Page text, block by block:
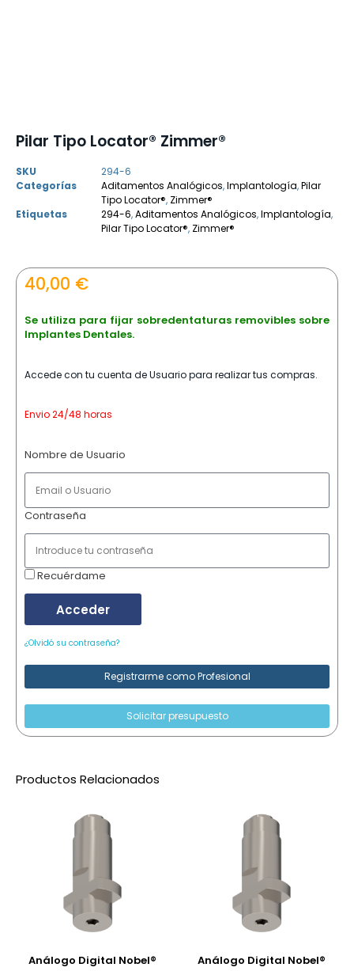
Pilar Tipo Locator® Zimmer®
SKU
294-6
Categorías
Aditamentos Analógicos,Implantología,Pilar
Tipo Locator®, Zimmer®
Etiquetas
294-6,Aditamentos Analógicos,Implantología,
Pilar Tipo Locator®, Zimmer®
40,00 €
Se utiliza para fijar sobredentaturas removibles sobre
Implantes Dentales.
Accede con tu cuenta de Usuario para realizar tus compras.
Envio 24/48 horas
Nombre de Usuario
Contraseña
Recuérdame
Acceder
¿Olvidó su contraseña?
Registrarme como Profesional
Solicitar presupuesto
Productos Relacionados
Análogo Digital Nobel®
Análogo Digital Nobel®